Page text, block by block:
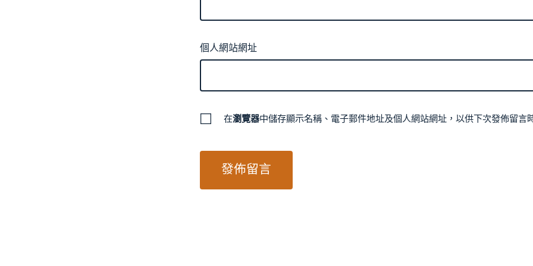
個人網站網址
在瀏覽器中儲存顯示名稱、電子郵件地址及個人網站網址，以供下次發佈留言